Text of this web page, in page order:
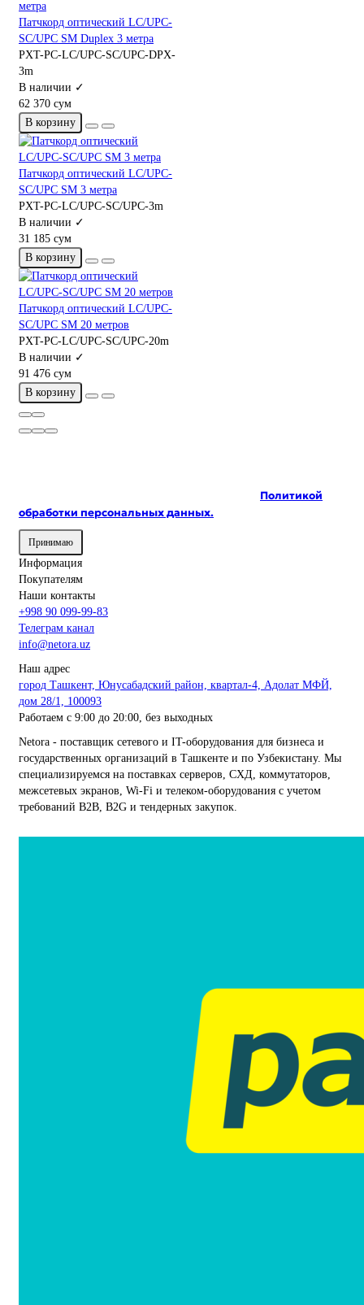
Патчкорд оптический LC/UPC-
SC/UPC SM Duplex 3 метра
PXT-PC-LC/UPC-SC/UPC-DPX-
3m
В наличии ✓
62 370 сум
В корзину
Патчкорд оптический LC/UPC-
SC/UPC SM 3 метра
PXT-PC-LC/UPC-SC/UPC-3m
В наличии ✓
31 185 сум
В корзину
Патчкорд оптический LC/UPC-
SC/UPC SM 20 метров
PXT-PC-LC/UPC-SC/UPC-20m
В наличии ✓
91 476 сум
В корзину
Политикой
обработки персональных данных.
Принимаю
Информация
Покупателям
Наши контакты
+998 90 099-99-83
Телеграм канал
info@netora.uz
Наш адрес
город Ташкент, Юнусабадский район, квартал-4, Адолат МФЙ,
дом 28/1, 100093
Работаем с 9:00 до 20:00, без выходных
Netora - поставщик сетевого и IT-оборудования для бизнеса и
государственных организаций в Ташкенте и по Узбекистану. Мы
специализируемся на поставках серверов, СХД, коммутаторов,
межсетевых экранов, Wi-Fi и телеком-оборудования с учетом
требований B2B, B2G и тендерных закупок.